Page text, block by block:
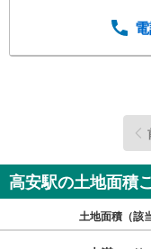
いご来店の
高安駅の土地面積
土地面積（該